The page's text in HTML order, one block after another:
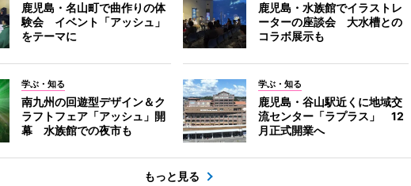
鹿児島・名山町で曲作りの体
験会 イベント「アッシュ」
をテーマに
鹿児島・水族館でイラストレ
ーターの座談会 大水槽との
コラボ展示も
学ぶ・知る
南九州の回遊型デザイン＆ク
ラフトフェア「アッシュ」開
幕 水族館での夜市も
学ぶ・知る
鹿児島・谷山駅近くに地域交
流センター「ラプラス」 12
月正式開業へ
もっと見る